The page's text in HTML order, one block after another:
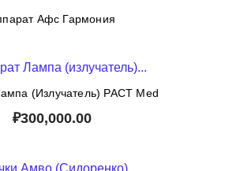
Афс Гармония
(излучатель) PACT Med
₽300,000.00